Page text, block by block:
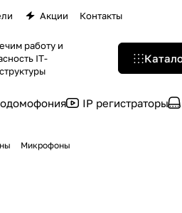
Акции Контакты
работу и
IT-
IP регистраторы
Микрофоны